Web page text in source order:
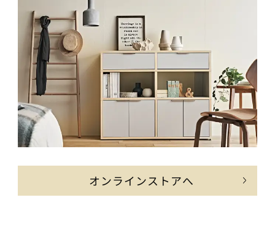
オンラインストアへ